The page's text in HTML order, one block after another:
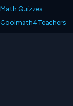
Math Quizzes
Coolmath4Teachers